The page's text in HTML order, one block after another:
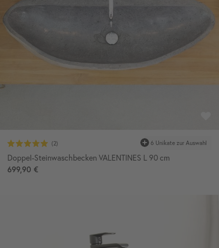
Doppel-Steinwaschbecken VALENTINES L 90 cm
699,90 €